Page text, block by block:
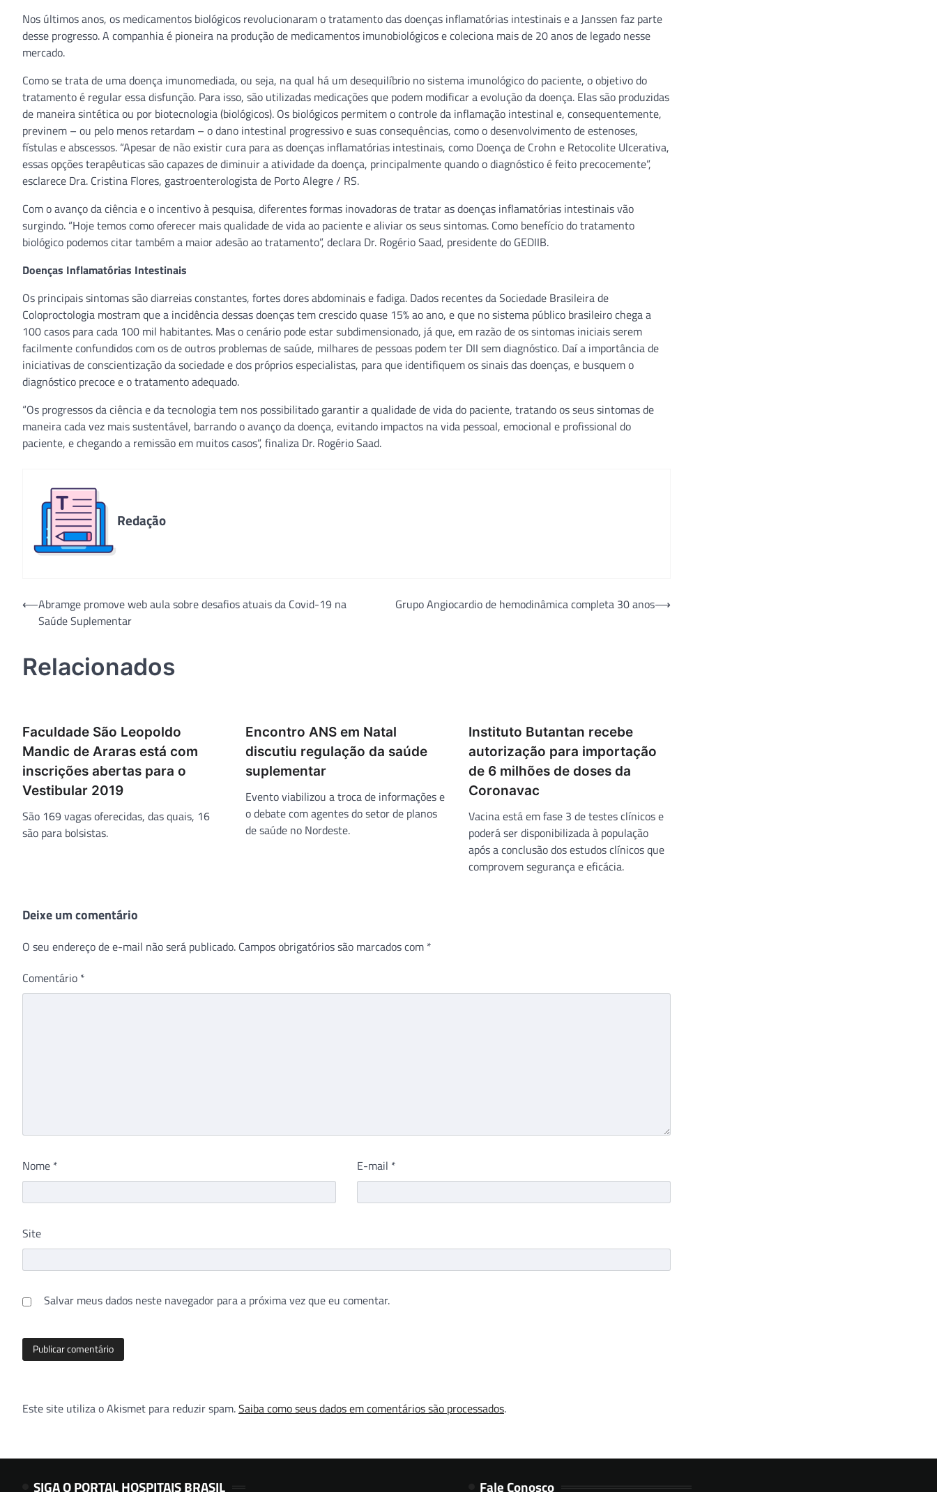
Nos últimos anos, os medicamentos biológicos revolucionaram o tratamento das doenças inflamatórias intestinais e a Janssen faz parte
desse progresso. A companhia é pioneira na produção de medicamentos imunobiológicos e coleciona mais de 20 anos de legado nesse
mercado.
Como se trata de uma doença imunomediada, ou seja, na qual há um desequilíbrio no sistema imunológico do paciente, o objetivo do
tratamento é regular essa disfunção. Para isso, são utilizadas medicações que podem modificar a evolução da doença. Elas são produzidas
de maneira sintética ou por biotecnologia (biológicos). Os biológicos permitem o controle da inflamação intestinal e, consequentemente,
previnem – ou pelo menos retardam – o dano intestinal progressivo e suas consequências, como o desenvolvimento de estenoses,
fístulas e abscessos. “Apesar de não existir cura para as doenças inflamatórias intestinais, como Doença de Crohn e Retocolite Ulcerativa,
essas opções terapêuticas são capazes de diminuir a atividade da doença, principalmente quando o diagnóstico é feito precocemente”,
esclarece Dra. Cristina Flores, gastroenterologista de Porto Alegre / RS.
Com o avanço da ciência e o incentivo à pesquisa, diferentes formas inovadoras de tratar as doenças inflamatórias intestinais vão
surgindo. “Hoje temos como oferecer mais qualidade de vida ao paciente e aliviar os seus sintomas. Como benefício do tratamento
biológico podemos citar também a maior adesão ao tratamento”, declara Dr. Rogério Saad, presidente do GEDIIB.
Doenças Inflamatórias Intestinais
Os principais sintomas são diarreias constantes, fortes dores abdominais e fadiga. Dados recentes da Sociedade Brasileira de
Coloproctologia mostram que a incidência dessas doenças tem crescido quase 15% ao ano, e que no sistema público brasileiro chega a
100 casos para cada 100 mil habitantes. Mas o cenário pode estar subdimensionado, já que, em razão de os sintomas iniciais serem
facilmente confundidos com os de outros problemas de saúde, milhares de pessoas podem ter DII sem diagnóstico. Daí a importância de
iniciativas de conscientização da sociedade e dos próprios especialistas, para que identifiquem os sinais das doenças, e busquem o
diagnóstico precoce e o tratamento adequado.
“Os progressos da ciência e da tecnologia tem nos possibilitado garantir a qualidade de vida do paciente, tratando os seus sintomas de
maneira cada vez mais sustentável, barrando o avanço da doença, evitando impactos na vida pessoal, emocional e profissional do
paciente, e chegando a remissão em muitos casos”, finaliza Dr. Rogério Saad.
Redação
Navegação
⟵Abramge promove web aula sobre desafios atuais da Covid-19 na
Saúde Suplementar
Grupo Angiocardio de hemodinâmica completa 30 anos⟶
Relacionados
Faculdade São Leopoldo
Mandic de Araras está com
inscrições abertas para o
Vestibular 2019
São 169 vagas oferecidas, das quais, 16
são para bolsistas.
Encontro ANS em Natal
discutiu regulação da saúde
suplementar
Evento viabilizou a troca de informações e
o debate com agentes do setor de planos
de saúde no Nordeste.
Instituto Butantan recebe
autorização para importação
de 6 milhões de doses da
Coronavac
Vacina está em fase 3 de testes clínicos e
poderá ser disponibilizada à população
após a conclusão dos estudos clínicos que
comprovem segurança e eficácia.
Deixe um comentário
O seu endereço de e-mail não será publicado. Campos obrigatórios são marcados com *
Comentário *
Nome * E-mail *
Site
Salvar meus dados neste navegador para a próxima vez que eu comentar.
Este site utiliza o Akismet para reduzir spam.Saiba como seus dados em comentários são processados.
SIGA O PORTAL HOSPITAIS BRASIL Fale Conosco